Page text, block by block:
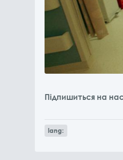
Підпишиться на
lang: